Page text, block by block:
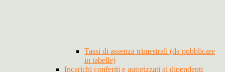
Tassi di assenza trimestrali (da pubblicare
in tabelle)
Incarichi conferiti e autorizzati ai dipendenti